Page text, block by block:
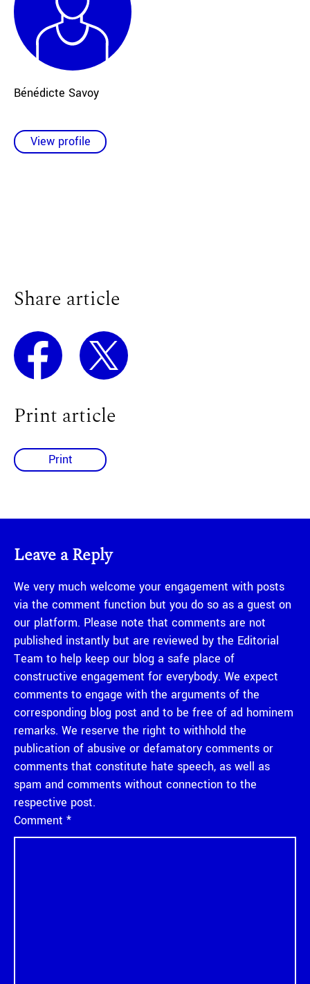
Bénédicte Savoy
View profile
Share article
Print article
Print
Leave a Reply
We very much welcome your engagement with posts
via the comment function but you do so as a guest on
our platform. Please note that comments are not
published instantly but are reviewed by the Editorial
Team to help keep our blog a safe place of
constructive engagement for everybody. We expect
comments to engage with the arguments of the
corresponding blog post and to be free of ad hominem
remarks. We reserve the right to withhold the
publication of abusive or defamatory comments or
comments that constitute hate speech, as well as
spam and comments without connection to the
respective post.
Comment *